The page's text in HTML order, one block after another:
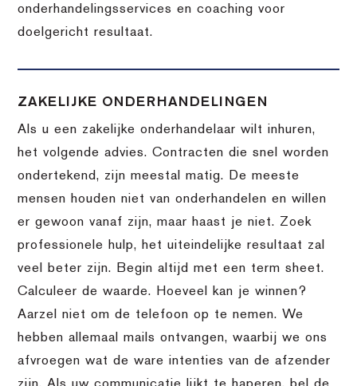
onderhandelingsservices en coaching voor
doelgericht resultaat.
ZAKELIJKE ONDERHANDELINGEN
Als u een zakelijke onderhandelaar wilt inhuren,
het volgende advies. Contracten die snel worden
ondertekend, zijn meestal matig. De meeste
mensen houden niet van onderhandelen en willen
er gewoon vanaf zijn, maar haast je niet. Zoek
professionele hulp, het uiteindelijke resultaat zal
veel beter zijn. Begin altijd met een term sheet.
Calculeer de waarde. Hoeveel kan je winnen?
Aarzel niet om de telefoon op te nemen. We
hebben allemaal mails ontvangen, waarbij we ons
afvroegen wat de ware intenties van de afzender